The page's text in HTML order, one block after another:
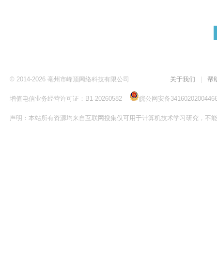
© 2014-2026 亳州市峰顶网络科技有限公司 关于我们 帮
增值电信业务经营许可证：B1-20260582 皖公网安备
声明：本站所有资源均来自互联网搜集仅可用于计算机技术学习研究，不